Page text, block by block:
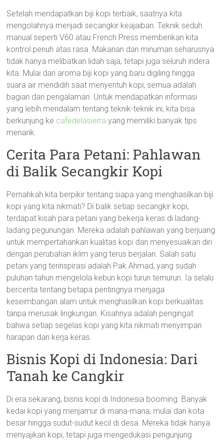
Setelah mendapatkan biji kopi terbaik, saatnya kita
mengolahnya menjadi secangkir keajaiban. Teknik seduh
manual seperti V60 atau French Press memberikan kita
kontrol penuh atas rasa. Makanan dan minuman seharusnya
tidak hanya melibatkan lidah saja, tetapi juga seluruh indera
kita. Mulai dari aroma biji kopi yang baru digiling hingga
suara air mendidih saat menyentuh kopi, semua adalah
bagian dari pengalaman. Untuk mendapatkan informasi
yang lebih mendalam tentang teknik-teknik ini, kita bisa
berkunjung ke cafedelasierra yang memiliki banyak tips
menarik.
Cerita Para Petani: Pahlawan
di Balik Secangkir Kopi
Pernahkah kita berpikir tentang siapa yang menghasilkan biji
kopi yang kita nikmati? Di balik setiap secangkir kopi,
terdapat kisah para petani yang bekerja keras di ladang-
ladang pegunungan. Mereka adalah pahlawan yang berjuang
untuk mempertahankan kualitas kopi dan menyesuaikan diri
dengan perubahan iklim yang terus berjalan. Salah satu
petani yang terinspirasi adalah Pak Ahmad, yang sudah
puluhan tahun mengelola kebun kopi turun temurun. Ia selalu
bercerita tentang betapa pentingnya menjaga
keseimbangan alam untuk menghasilkan kopi berkualitas
tanpa merusak lingkungan. Kisahnya adalah pengingat
bahwa setiap segelas kopi yang kita nikmati menyimpan
harapan dan kerja keras.
Bisnis Kopi di Indonesia: Dari
Tanah ke Cangkir
Di era sekarang, bisnis kopi di Indonesia booming. Banyak
kedai kopi yang menjamur di mana-mana, mulai dari kota
besar hingga sudut-sudut kecil di desa. Mereka tidak hanya
menyajikan kopi, tetapi juga mengedukasi pengunjung